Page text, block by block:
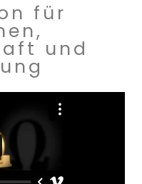
für
und